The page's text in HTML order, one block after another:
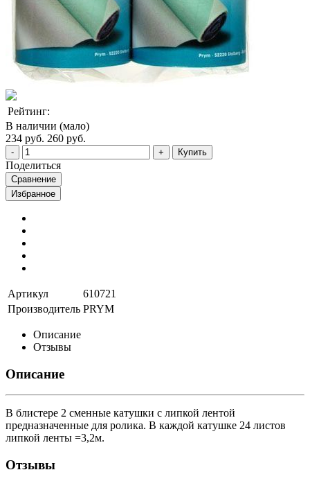
Рейтинг:
В наличии (мало)
234 руб. 260 руб.
Купить
Поделиться
Сравнение
Избранное
Артикул
610721
Производитель PRYM
Описание
Отзывы
Описание
В блистере 2 сменные катушки с липкой лентой
предназначенные для ролика. В каждой катушке 24 листов
липкой ленты =3,2м.
Отзывы